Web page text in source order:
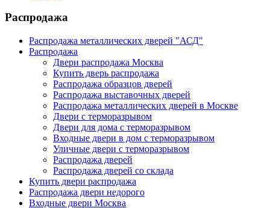
Распродажа
Распродажа металлических дверей "АСД"
Распродажа
Двери распродажа Москва
Купить дверь распродажа
Распродажа образцов дверей
Распродажа выставочных дверей
Распродажа металлических дверей в Москве
Двери с терморазрывом
Двери для дома с терморазрывом
Входные двери в дом с терморазрывом
Уличные двери с терморазрывом
Распродажа дверей
Распродажа дверей со склада
Купить двери распродажа
Распродажа двери недорого
Входные двери Москва